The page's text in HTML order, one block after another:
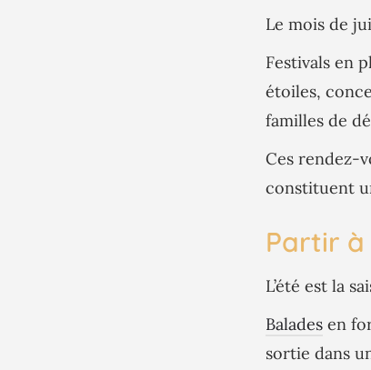
Le mois de
Festivals en
étoiles,
familles de
Ces rendez-
constituent
Partir à
L’été est la
Balades en
sortie dans